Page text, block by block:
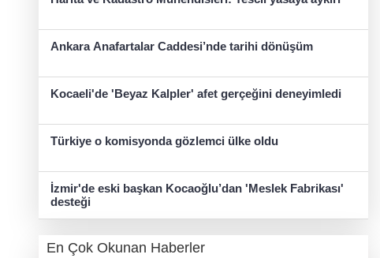
Ankara Anafartalar Caddesi’nde tarihi dönüşüm
Kocaeli'de 'Beyaz Kalpler' afet gerçeğini deneyimledi
Türkiye o komisyonda gözlemci ülke oldu
İzmir'de eski başkan Kocaoğlu’dan 'Meslek Fabrikası'
desteği
En Çok Okunan Haberler